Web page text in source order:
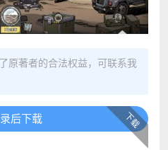
原著者的合法权益，可联系我
下载
后下载